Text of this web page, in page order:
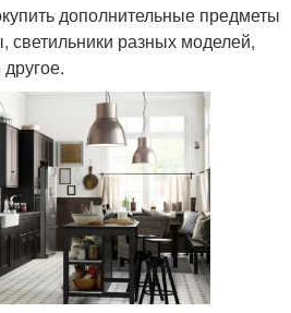
дополнительные предметы
разных моделей,